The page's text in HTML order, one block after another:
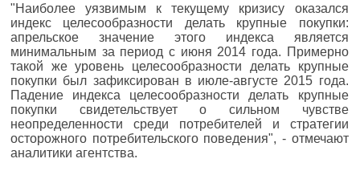
"Наиболее уязвимым к текущему кризису оказался
индекс целесообразности делать крупные покупки:
апрельское значение этого индекса является
минимальным за период с июня 2014 года. Примерно
такой же уровень целесообразности делать крупные
покупки был зафиксирован в июле-августе 2015 года.
Падение индекса целесообразности делать крупные
покупки свидетельствует о сильном чувстве
неопределенности среди потребителей и стратегии
осторожного потребительского поведения", - отмечают
аналитики агентства.